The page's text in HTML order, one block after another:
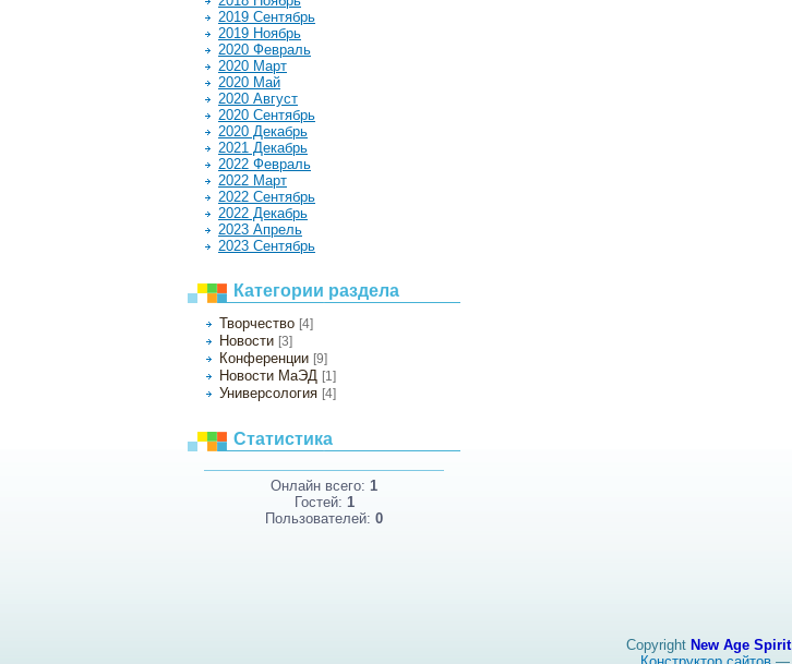
2019 Сентябрь
2019 Ноябрь
2020 Февраль
2020 Март
2020 Май
2020 Август
2020 Сентябрь
2020 Декабрь
2021 Декабрь
2022 Февраль
2022 Март
2022 Сентябрь
2022 Декабрь
2023 Апрель
2023 Сентябрь
Категории раздела
Творчество [4]
Новости [3]
Конференции [9]
Новости МаЭД [1]
Универсология [4]
Статистика
Онлайн всего: 1
Гостей: 1
Пользователей: 0
Copyright New Age Spirit